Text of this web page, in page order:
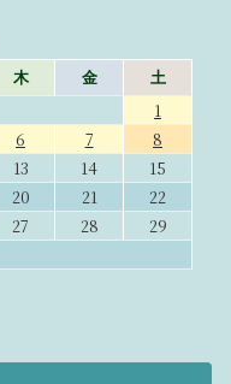
木 金 土
1
6 7
8
13 14
15
20 21
22
27 28
29